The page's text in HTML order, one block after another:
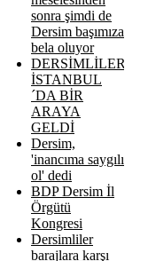
sonra şimdi de
Dersim başımıza
bela oluyor
DERSİMLİLER
İSTANBUL
´DA BİR
ARAYA
GELDİ
Dersim,
'inancıma saygılı
ol' dedi
BDP Dersim İl
Örgütü
Kongresi
Dersimliler
barajlara karşı